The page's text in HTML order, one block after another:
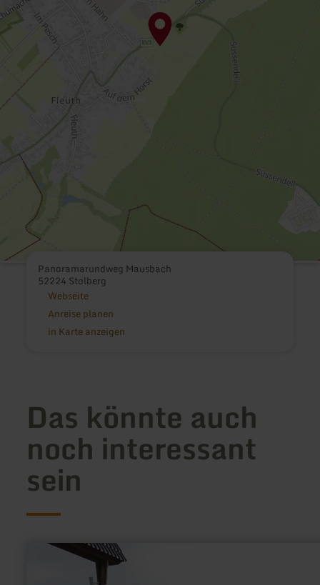
Panoramarundweg Mausbach
52224 Stolberg
Webseite
Anreise planen
in Karte anzeigen
Das könnte auch
noch interessant
sein
mehr